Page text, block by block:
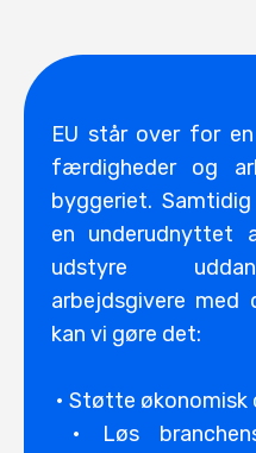
EU står over for
færdigheder og
byggeriet.
en underudnyttet
udstyre
arbejdsgivere
kan vi gøre det:
• Støtte
• Løs